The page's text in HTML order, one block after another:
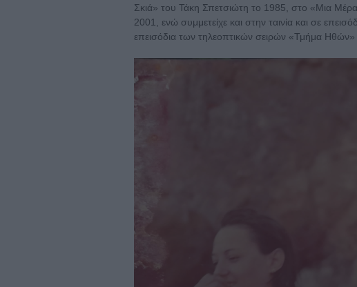
Σκιά» του Τάκη Σπετσιώτη το 1985, στο «Μια
2001, ενώ συμμετείχε και στην ταινία και σε
επεισόδια των τηλεοπτικών σειρών «Τμήμα